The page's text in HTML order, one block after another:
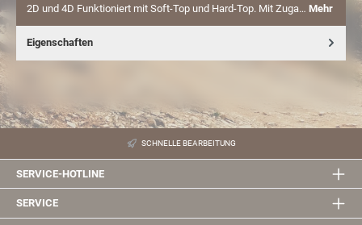
2D und 4D Funktioniert mit Soft-Top und Hard-Top. Mit Zuga… Mehr
Eigenschaften
SCHNELLE BEARBEITUNG
SERVICE-HOTLINE
SERVICE